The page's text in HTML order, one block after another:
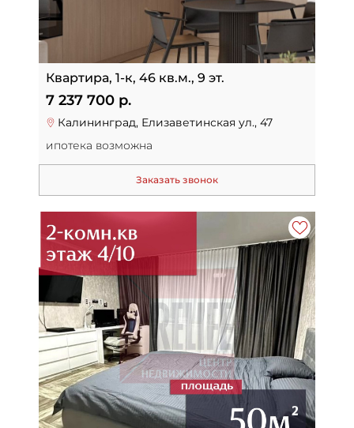
Квартира, 1-к, 46 кв.м., 9 эт.
7 237 700 р.
Калининград, Елизаветинская ул., 47
ипотека возможна
Заказать звонок